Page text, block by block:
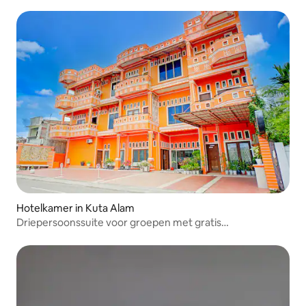
Hotelkamer in Kuta Alam
Driepersoonssuite voor groepen met gratis